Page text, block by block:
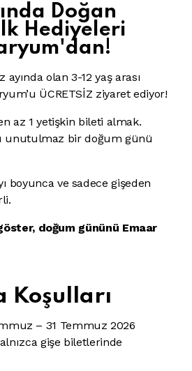
Doğan
Hediyeleri
olan 3-12 yaş arası
ÜCRETSİZ ziyaret ediyor!
az 1 yetişkin bileti almak.
unutulmaz bir doğum günü
boyunca ve sadece gişeden
doğum gününü Emaar
Koşulları
– 31 Temmuz 2026
gişe biletlerinde